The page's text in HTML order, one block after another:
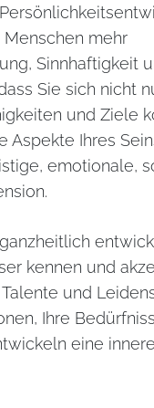
mehr
Sinnhaftigkeit
Sie sich nicht
und Ziele
Aspekte Ihres
emotionale,
kennen und
und
Ihre
eine